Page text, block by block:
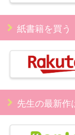
紙書籍を買う
先生の最新作